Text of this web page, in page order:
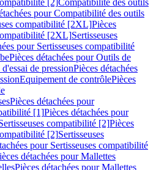
[2]Compatibilité des outils
pour Compatibilité des outils
compatibilité [2XL]Pièces
[2XL]Sertisseuses
pour Sertisseuses compatibilité
Pièces détachées pour Outils de
de pressionPièces détachées
Equipement de contrôlePièces
Pièces détachées pour
[1]Pièces détachées pour
compatibilité [2]Pièces
[2]Sertisseuses
pour Sertisseuses compatibilité
détachées pour Mallettes
Pièces détachées pour Mallettes